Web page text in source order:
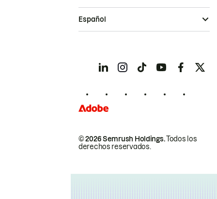
© 2026 Semrush Holdings.Todos los
derechos reservados.
Español